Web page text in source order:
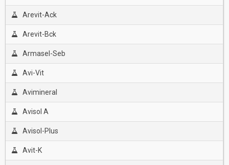
Arevit-Ack
Arevit-Bck
Armasel-Seb
Avi-Vit
Avimineral
Avisol A
Avisol-Plus
Avit-K